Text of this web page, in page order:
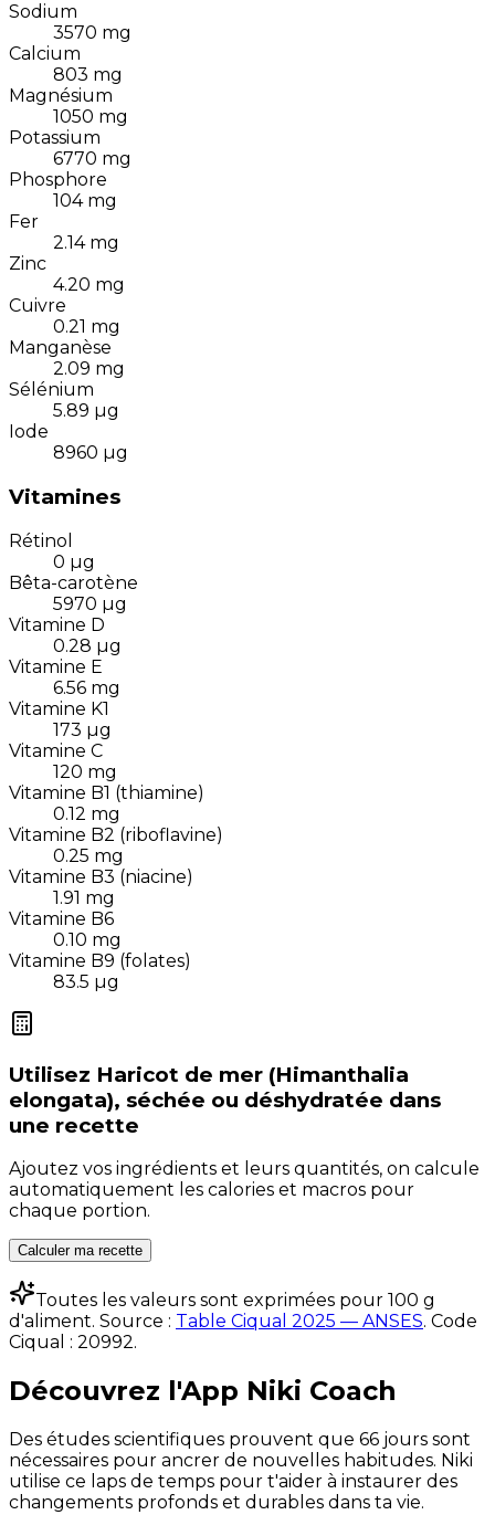
Sodium
3570 mg
Calcium
803 mg
Magnésium
1050 mg
Potassium
6770 mg
Phosphore
104 mg
Fer
2.14 mg
Zinc
4.20 mg
Cuivre
0.21 mg
Manganèse
2.09 mg
Sélénium
5.89 µg
Iode
8960 µg
Vitamines
Rétinol
0 µg
Bêta-carotène
5970 µg
Vitamine D
0.28 µg
Vitamine E
6.56 mg
Vitamine K1
173 µg
Vitamine C
120 mg
Vitamine B1 (thiamine)
0.12 mg
Vitamine B2 (riboflavine)
0.25 mg
Vitamine B3 (niacine)
1.91 mg
Vitamine B6
0.10 mg
Vitamine B9 (folates)
83.5 µg
Utilisez Haricot de mer (Himanthalia
elongata), séchée ou déshydratée dans
une recette
Ajoutez vos ingrédients et leurs quantités, on calcule
automatiquement les calories et macros pour
chaque portion.
Calculer ma recette
Toutes les valeurs sont exprimées pour 100 g
d'aliment. Source : Table Ciqual 2025 — ANSES. Code
Ciqual : 20992.
Découvrez l'App Niki Coach
Des études scientifiques prouvent que 66 jours sont
nécessaires pour ancrer de nouvelles habitudes. Niki
utilise ce laps de temps pour t'aider à instaurer des
changements profonds et durables dans ta vie.